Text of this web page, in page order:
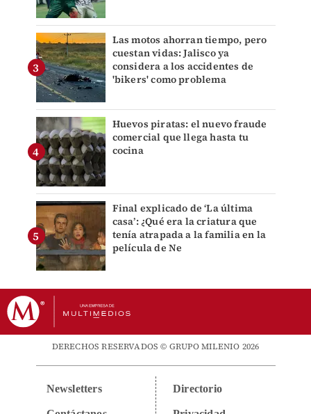
Las motos ahorran tiempo, pero
cuestan vidas: Jalisco ya
considera a los accidentes de
'bikers' como problema
Huevos piratas: el nuevo fraude
comercial que llega hasta tu
cocina
Final explicado de ‘La última
casa’: ¿Qué era la criatura que
tenía atrapada a la familia en la
película de Ne
DERECHOS RESERVADOS © GRUPO MILENIO 2026
Newsletters Directorio